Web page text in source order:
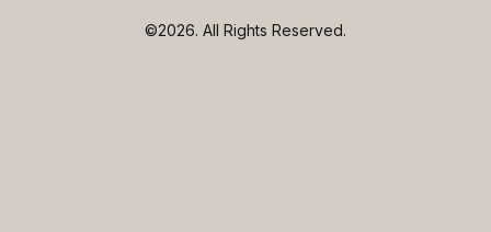
©2026. All Rights Reserved.